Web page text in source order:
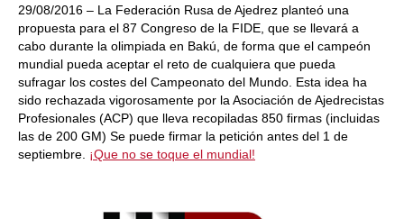
29/08/2016 – La Federación Rusa de Ajedrez planteó una
propuesta para el 87 Congreso de la FIDE, que se llevará a
cabo durante la olimpiada en Bakú, de forma que el campeón
mundial pueda aceptar el reto de cualquiera que pueda
sufragar los costes del Campeonato del Mundo. Esta idea ha
sido rechazada vigorosamente por la Asociación de Ajedrecistas
Profesionales (ACP) que lleva recopiladas 850 firmas (incluidas
las de 200 GM) Se puede firmar la petición antes del 1 de
septiembre. ¡Que no se toque el mundial!